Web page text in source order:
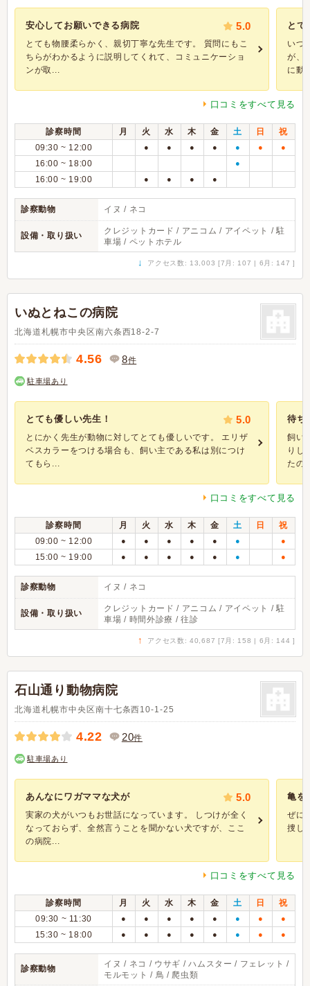
安心してお願いできる病院 5.0
とても物腰柔らかく、親切丁寧な先生です。 質問にもこ
ちらがわかるように説明してくれて、コミュニケーショ
ンが取...
とて
いつ
が、
に動
口コミをすべて見る
診察時間 月 火 水 木 金 土 日
祝
09:30 ~ 12:00
● ● ● ● ● ● ●
16:00 ~ 18:00 ●
16:00 ~ 19:00 ● ● ● ●
診察動物 イヌ / ネコ
設備・取り扱い
クレジットカード / アニコム / アイペット / 駐
車場 / ペットホテル
↓ アクセス数: 13,003 [7月: 107 | 6月: 147 ]
いぬとねこの病院
北海道札幌市中央区南六条西18-2-7
4.56 8件
駐車場あり
とても優しい先生！ 5.0
とにかく先生が動物に対してとても優しいです。 エリザ
ベスカラーをつける場合も、飼い主である私は別につけ
てもら...
待ち
飼い
りし
たの
口コミをすべて見る
診察時間 月 火 水 木 金 土 日
祝
09:00 ~ 12:00
● ● ● ● ● ● ●
15:00 ~ 19:00 ● ● ● ● ● ● ●
診察動物 イヌ / ネコ
設備・取り扱い
クレジットカード / アニコム / アイペット / 駐
車場 / 時間外診療 / 往診
↑ アクセス数: 40,687 [7月: 158 | 6月: 144 ]
石山通り動物病院
北海道札幌市中央区南十七条西10-1-25
4.22 20件
駐車場あり
あんなにワガママな犬が 5.0
実家の犬がいつもお世話になっています。 しつけが全く
なっておらず、全然言うことを聞かない犬ですが、ここ
の病院...
亀を
ぜに
捜し
口コミをすべて見る
診察時間 月 火 水 木 金 土 日
祝
09:30 ~ 11:30
● ● ● ● ● ● ● ●
15:30 ~ 18:00 ● ● ● ● ● ● ● ●
診察動物
イヌ / ネコ / ウサギ / ハムスター / フェレット /
モルモット / 鳥 / 爬虫類